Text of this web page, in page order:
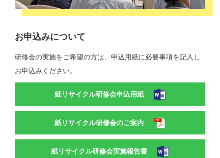
お申込みについて
研修会の実施をご希望の方は、申込用紙に必要事項を記入し
お申込みください。
紙リサイクル研修会申込用紙
紙リサイクル研修会のご案内
紙リサイクル研修会実施報告書